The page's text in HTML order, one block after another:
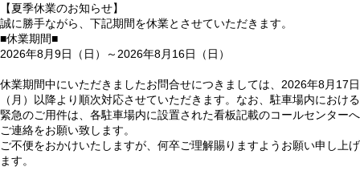
【夏季休業のお知らせ】
誠に勝手ながら、下記期間を休業とさせていただきます。
■休業期間■
2026年8月9日（日）～2026年8月16日（日）
休業期間中にいただきましたお問合せにつきましては、2026年8月17日
（月）以降より順次対応させていただきます。なお、駐車場内における
緊急のご用件は、各駐車場内に設置された看板記載のコールセンターへ
ご連絡をお願い致します。
ご不便をおかけいたしますが、何卒ご理解賜りますようお願い申し上げ
ます。